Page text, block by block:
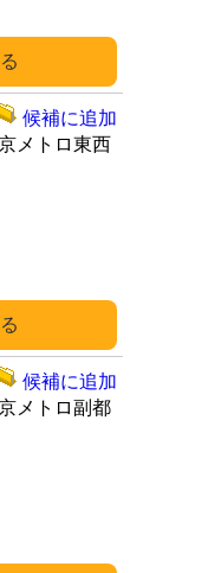
メトロ東西
候補に追加
メトロ副都
候補に追加